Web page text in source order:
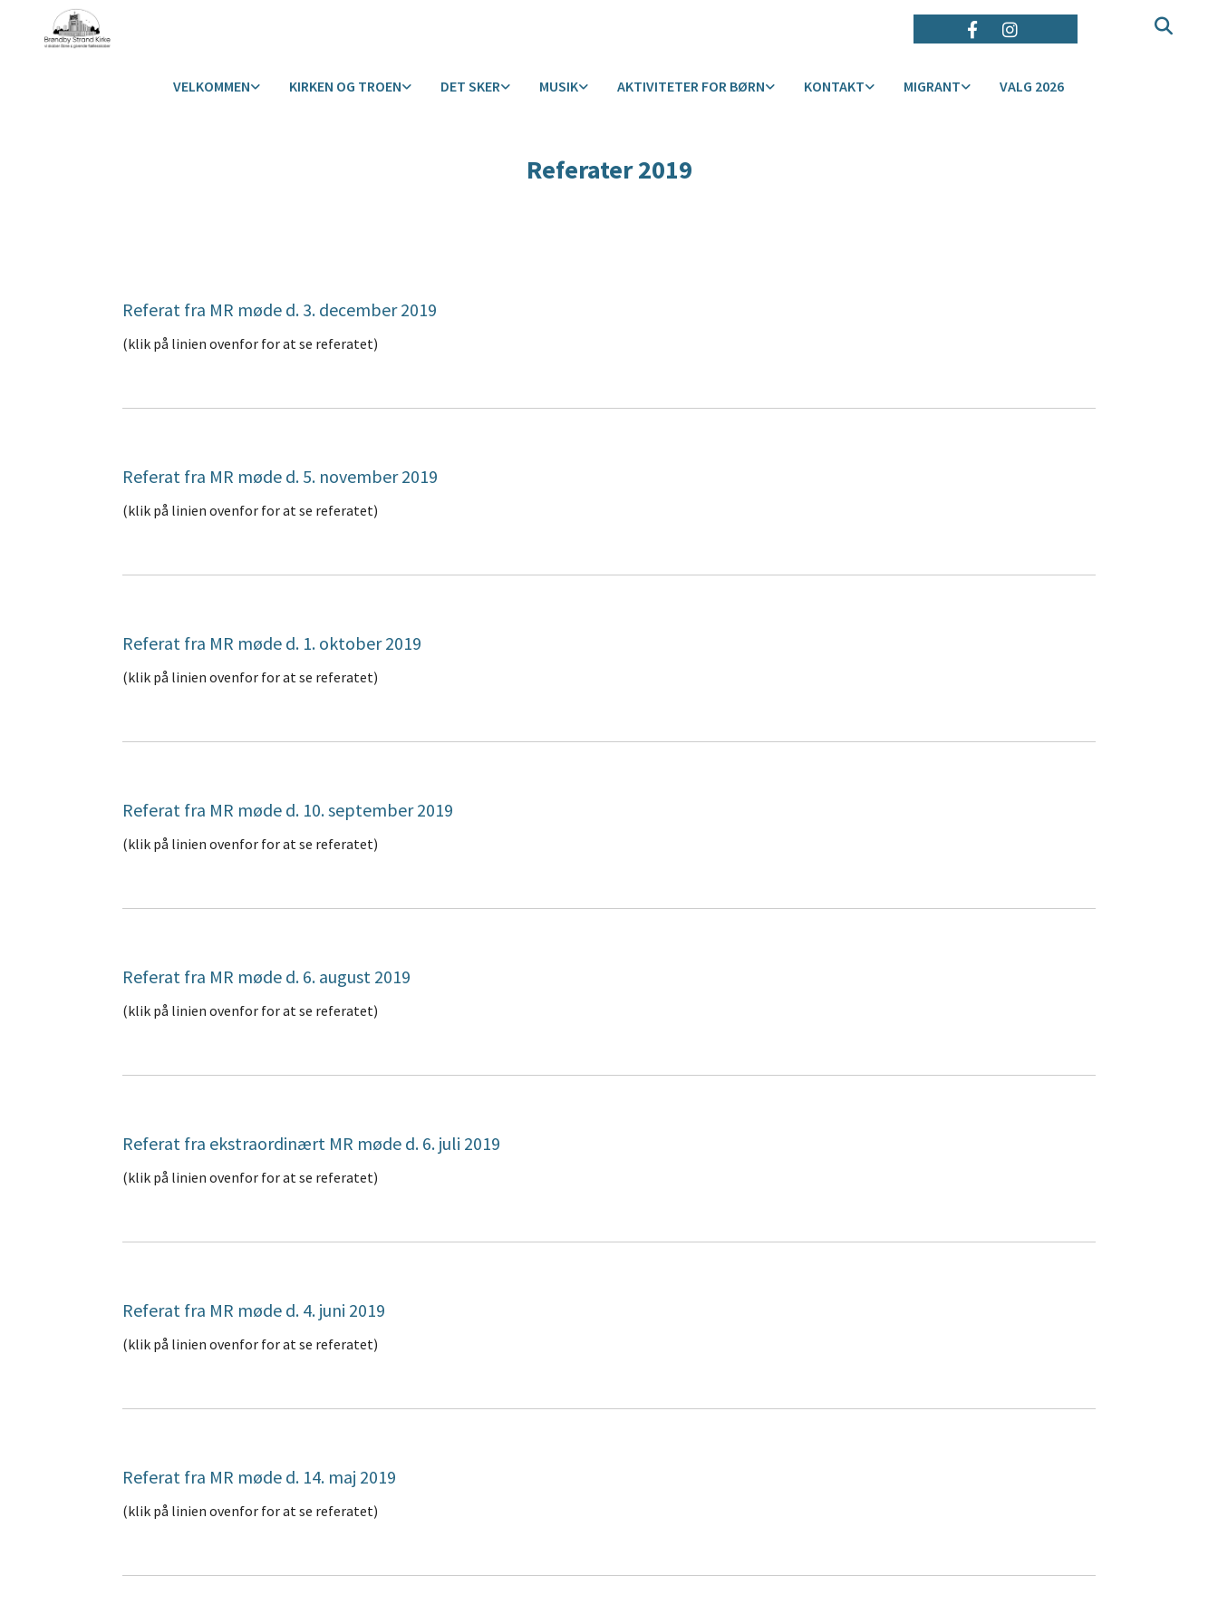
VELKOMMEN KIRKEN OG TROEN DET SKER MUSIK AKTIVITETER FOR BØRN KONTAKT MIGRANT VALG 2026
Referater 2019
Referat fra MR møde d. 3. december 2019
(klik på linien ovenfor for at se referatet)
Referat fra MR møde d. 5. november 2019
(klik på linien ovenfor for at se referatet)
Referat fra MR møde d. 1. oktober 2019
(klik på linien ovenfor for at se referatet)
Referat fra MR møde d. 10. september 2019
(klik på linien ovenfor for at se referatet)
Referat fra MR møde d. 6. august 2019
(klik på linien ovenfor for at se referatet)
Referat fra ekstraordinært MR møde d. 6. juli 2019
(klik på linien ovenfor for at se referatet)
Referat fra MR møde d. 4. juni 2019
(klik på linien ovenfor for at se referatet)
Referat fra MR møde d. 14. maj 2019
(klik på linien ovenfor for at se referatet)